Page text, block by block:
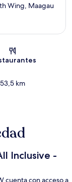
Wing, Maagau
km
Inclusive -
cuenta con acceso a